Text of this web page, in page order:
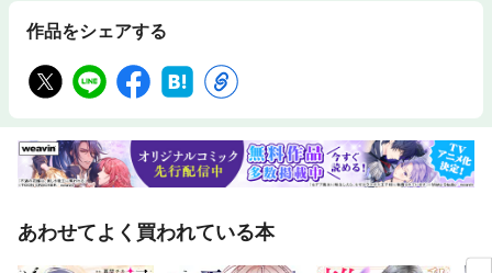
作品をシェアする
あわせてよく買われている本